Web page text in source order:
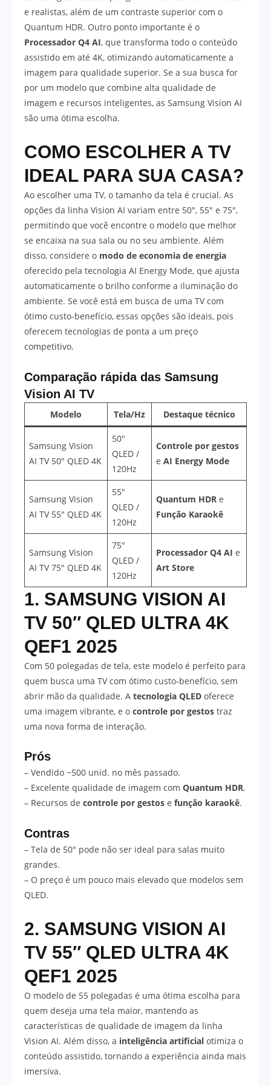
e realistas, além de um contraste superior com o
Quantum HDR. Outro ponto importante é o
Processador Q4 AI, que transforma todo o conteúdo
assistido em até 4K, otimizando automaticamente a
imagem para qualidade superior. Se a sua busca for
por um modelo que combine alta qualidade de
imagem e recursos inteligentes, as Samsung Vision AI
são uma ótima escolha.
COMO ESCOLHER A TV
IDEAL PARA SUA CASA?
Ao escolher uma TV, o tamanho da tela é crucial. As
opções da linha Vision AI variam entre 50″, 55″ e 75″,
permitindo que você encontre o modelo que melhor
se encaixa na sua sala ou no seu ambiente. Além
disso, considere o modo de economia de energia
oferecido pela tecnologia AI Energy Mode, que ajusta
automaticamente o brilho conforme a iluminação do
ambiente. Se você está em busca de uma TV com
ótimo custo-benefício, essas opções são ideais, pois
oferecem tecnologias de ponta a um preço
competitivo.
Comparação rápida das Samsung
Vision AI TV
Modelo Tela/Hz Destaque técnico
Samsung Vision
AI TV 50″ QLED 4K
50″
QLED /
120Hz
Controle por gestos
e AI Energy Mode
Samsung Vision
AI TV 55″ QLED 4K
55″
QLED /
120Hz
Quantum HDRe
Função Karaokê
Samsung Vision
AI TV 75″ QLED 4K
75″
QLED /
120Hz
Processador Q4 AI e
Art Store
1. SAMSUNG VISION AI
TV 50″ QLED ULTRA 4K
QEF1 2025
Com 50 polegadas de tela, este modelo é perfeito para
quem busca uma TV com ótimo custo-benefício, sem
abrir mão da qualidade. A tecnologia QLED oferece
uma imagem vibrante, e o controle por gestos traz
uma nova forma de interação.
Prós
– Vendido ~500 unid. no mês passado.
– Excelente qualidade de imagem com Quantum HDR.
– Recursos de controle por gestos e função karaokê.
Contras
– Tela de 50″ pode não ser ideal para salas muito
grandes.
– O preço é um pouco mais elevado que modelos sem
QLED.
2. SAMSUNG VISION AI
TV 55″ QLED ULTRA 4K
QEF1 2025
O modelo de 55 polegadas é uma ótima escolha para
quem deseja uma tela maior, mantendo as
características de qualidade de imagem da linha
Vision AI. Além disso, a inteligência artificial otimiza o
conteúdo assistido, tornando a experiência ainda mais
imersiva.